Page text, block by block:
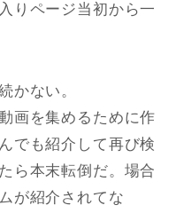
りページ当初から一
かない。
画を集めるために作
でも紹介して再び検
ら本末転倒だ。場合
が紹介されてな